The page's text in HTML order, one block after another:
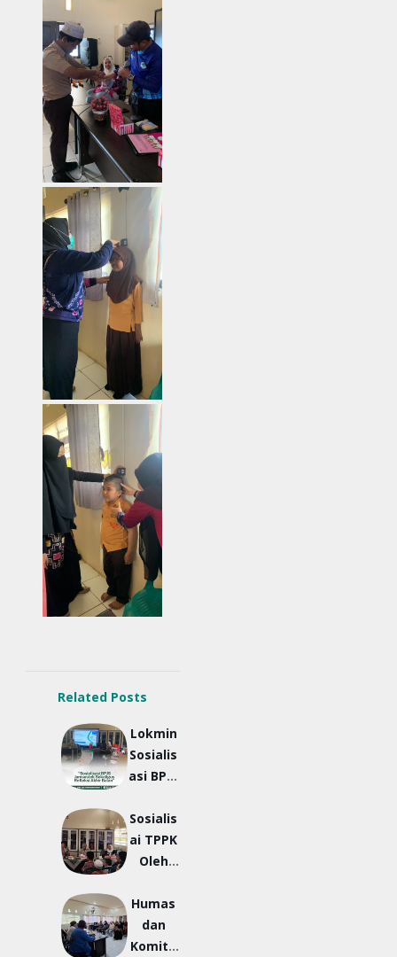
Related Posts
Lokmin
Sosialis
asi BPJS
tek dan
Refleksi
Akhir
Februar
i 2025
Sosialis
ai TPPK
Oleh
k Daha
Selatan
,
Humas
dan
Komite